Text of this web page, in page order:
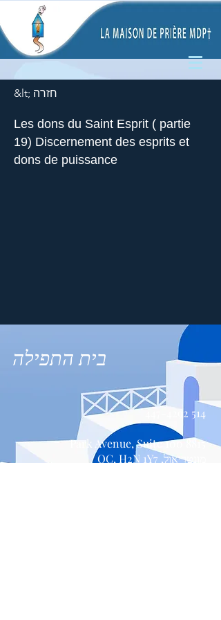
&lt; חזרה
Les dons du Saint Esprit ( partie
19) Discernement des esprits et
dons de puissance
בית התפילה
514 447-4292
8815 Park Avenue, Suite 100
מונטריאול, QC, H2N 1Y7